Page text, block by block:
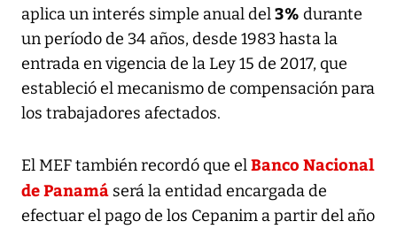
aplica un interés simple anual del3% durante
un período de 34 años, desde 1983 hasta la
entrada en vigencia de la Ley 15 de 2017, que
estableció el mecanismo de compensación para
los trabajadores afectados.
El MEF también recordó que elBanco Nacional
de Panamá será la entidad encargada de
efectuar el pago de los Cepanim a partir del año